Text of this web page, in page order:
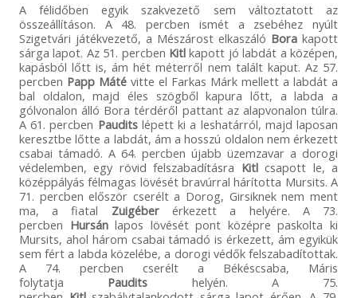
A félidőben egyik szakvezető sem változtatott az
összeállításon. A 48. percben ismét a zsebéhez nyúlt
Szigetvári játékvezető, a Mészárost elkaszáló Borakapott
sárga lapot. Az 51. percben Kitlkapott jó labdát a középen,
kapásból lőtt is, ám hét méterről nem talált kaput. Az 57.
percben Papp Mátévitte el Farkas Márk mellett a labdát a
bal oldalon, majd éles szögből kapura lőtt, a labda a
gólvonalon álló Bora térdéről pattant az alapvonalon túlra.
A 61. percben Paudits lépett ki a leshatárról, majd laposan
keresztbe lőtte a labdát, ám a hosszú oldalon nem érkezett
csabai támadó. A 64. percben újabb üzemzavar a dorogi
védelemben, egy rövid felszabadításra Kitlcsapott le, a
középpályás félmagas lövését bravúrral hárította Mursits. A
71. percben először cserélt a Dorog, Girsiknek nem ment
ma, a fiatal Zuigéber érkezett a helyére. A 73.
percben Hursánlapos lövését pont középre paskolta ki
Mursits, ahol három csabai támadó is érkezett, ám egyikük
sem fért a labda közelébe, a dorogi védők felszabadítottak.
A 74. percben cserélt a Békéscsaba, Máris
folytatja Paudits helyén. A 75.